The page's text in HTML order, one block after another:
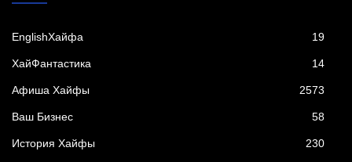
EnglishХайфа 19
XайФантастика 14
Афиша Хайфы 2573
Ваш Бизнес 58
История Хайфы 230